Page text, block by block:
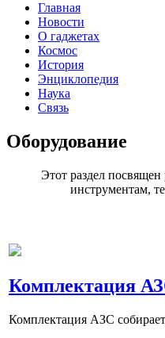
Главная
Новости
О гаджетах
Космос
История
Энциклопедия
Наука
Связь
Оборудование
Этот раздел
инструментам,
Комплектация
Комплектация АЗС